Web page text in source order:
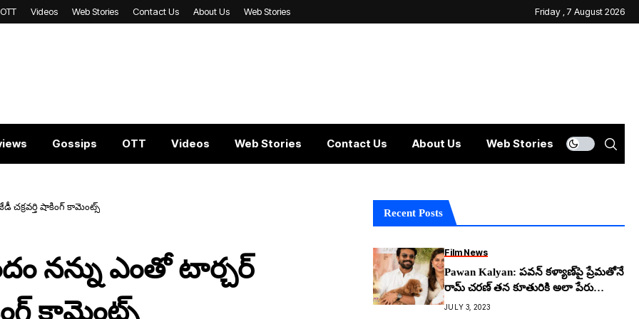
OTT Videos Web Stories Contact Us About Us Web Stories Friday , 7 August 2026
Gossips OTT Videos Web Stories Contact Us About Us Web Stories
చక్ర‌వ‌ర్తి షాకింగ్ కామెంట్స్
న‌న్ను ఎంతో టార్చ‌ర్
కామెంట్స్
Recent Posts
Film News
Pawan Kalyan: ప‌వ‌న్ క‌ళ్యాణ్‌పై ప్రేమ‌తోనే
రామ్ చ‌ర‌ణ్ త‌న కూతురికి అలా పేరు
పెట్టాడా..!
JULY 3, 2023